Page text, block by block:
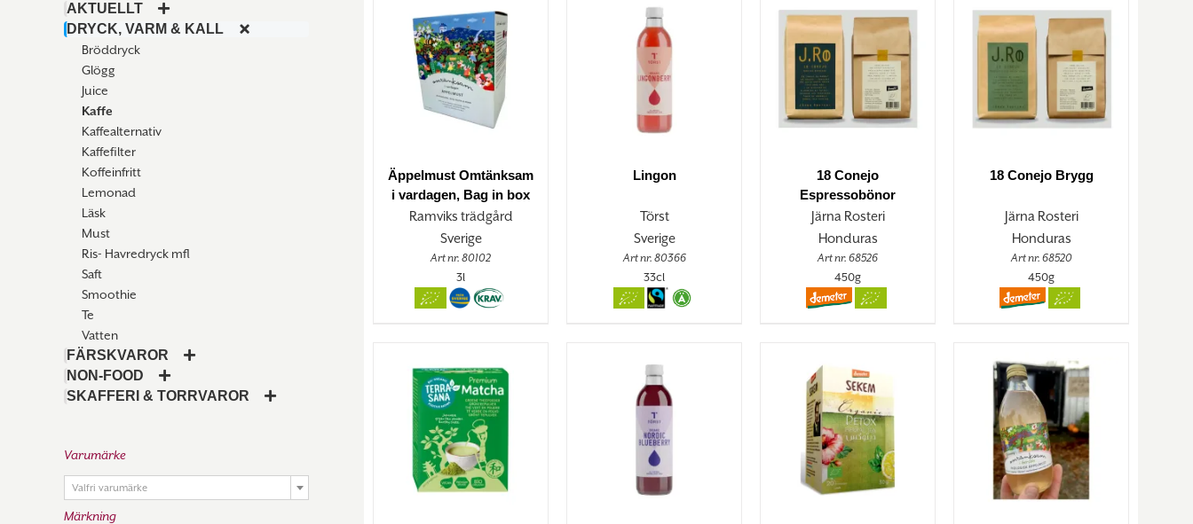
Äppelmust Omtänksam
i vardagen, Bag in box
Ramviks trädgård
Sverige
Art nr. 80102
3l
Lingon
Törst
Sverige
Art nr. 80366
33cl
18 Conejo
Espressobönor
Järna Rosteri
Honduras
Art nr. 68526
450g
18 Conejo Brygg
Järna Rosteri
Honduras
Art nr. 68520
450g
AKTUELLT
DRYCK, VARM & KALL
Bröddryck
Glögg
Juice
Kaffe
Kaffealternativ
Kaffefilter
Koffeinfritt
Lemonad
Läsk
Must
Ris- Havredryck mfl
Saft
Smoothie
Te
Vatten
FÄRSKVAROR
NON-FOOD
SKAFFERI & TORRVAROR
Varumärke
Valfri varumärke
Märkning